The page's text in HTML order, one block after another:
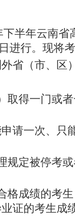
半年云南省
进行。现将
省（市、区
取得一门或
请一次、只
规定被停考
格成绩的考
证的考生成